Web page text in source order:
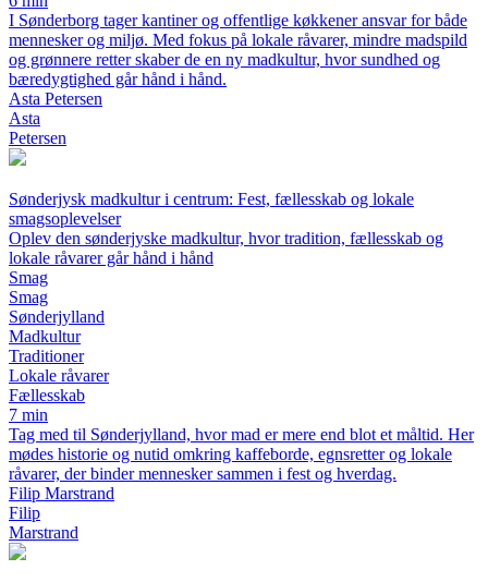
I Sønderborg tager kantiner og offentlige køkkener ansvar for både
mennesker og miljø. Med fokus på lokale råvarer, mindre madspild
og grønnere retter skaber de en ny madkultur, hvor sundhed og
bæredygtighed går hånd i hånd.
Asta Petersen
Asta
Petersen
Sønderjysk madkultur i centrum: Fest, fællesskab og lokale
smagsoplevelser
Oplev den sønderjyske madkultur, hvor tradition, fællesskab og
lokale råvarer går hånd i hånd
Smag
Smag
Sønderjylland
Madkultur
Traditioner
Lokale råvarer
Fællesskab
7 min
Tag med til Sønderjylland, hvor mad er mere end blot et måltid. Her
mødes historie og nutid omkring kaffeborde, egnsretter og lokale
råvarer, der binder mennesker sammen i fest og hverdag.
Filip Marstrand
Filip
Marstrand